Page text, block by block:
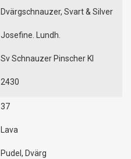
Dvärgschnauzer, Svart & Silver
Josefine. Lundh.
Sv Schnauzer Pinscher Kl
2430
37
Lava
Pudel, Dvärg